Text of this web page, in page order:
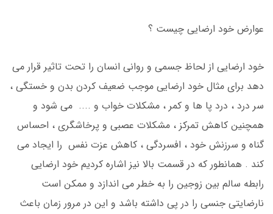
عوارض خود ارضایی چیست ؟
خود ارضایی از لحاظ جسمی و روانی انسان را تحت تاثیر قرار می
دهد برای مثال خود ارضایی موجب ضعیف کردن بدن و خستگی ،
سر درد ، درد پا ها و کمر ، مشکلات خواب و .... می شود و
همچنین کاهش تمرکز ، مشکلات عصبی و پرخاشگری ، احساس
گناه و سرزنش خود ، افسردگی ، کاهش عزت نفس را ایجاد می
کند . همانطور که در قسمت بالا نیز اشاره کردیم خود ارضایی
رابطه سالم بین زوجین را به خطر می اندازد و ممکن است
نارضایتی جنسی را در پی داشته باشد و این در مرور زمان باعث